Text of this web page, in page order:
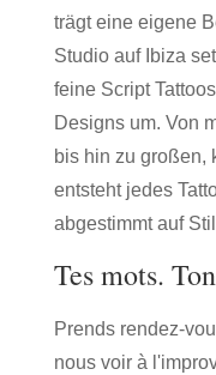
trägt eine eigene
Studio auf Ibiza
feine Script
Designs um. Von
bis hin zu großen,
entsteht jedes
abgestimmt auf
Tes mots.
Prends rendez-
nous voir à